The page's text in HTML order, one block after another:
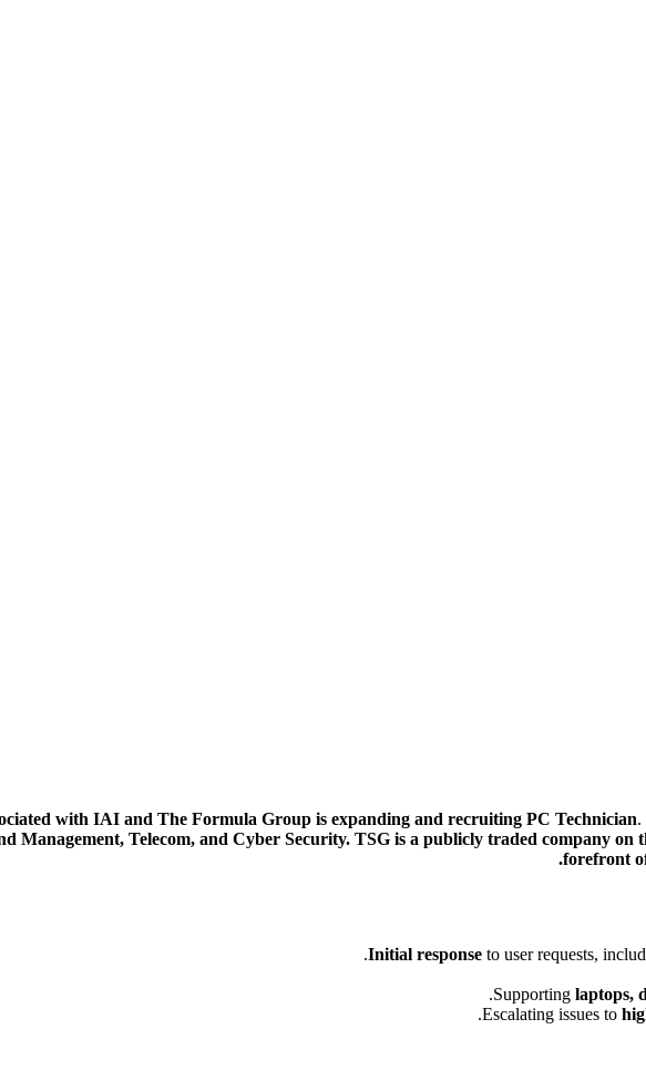
with IAI and The Formula Group is expanding and recruiting PC Technician.
Management, Telecom, and Cyber Security. TSG is a publicly traded company
forefront
Initial response to user requests,
Supporting laptops,
.
Escalating issues to